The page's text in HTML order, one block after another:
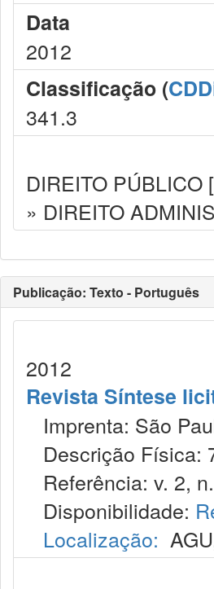
Data
2012
Classificação (
341.3
DIREITO PÚBLICO [
» DIREITO
Publicação: Texto - Português
2012
Revista Síntese
Imprenta: São
Descrição Física:
Referência: v. 2,
Disponibilidade:
Localização: AGU